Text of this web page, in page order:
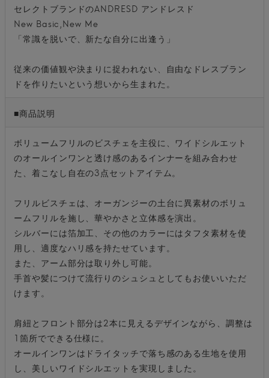
セレクトブランドのANDRESD アンドレスド
New Basic,New Me
「常識を脱いで、新たな自分に出逢う」
従来の価値観や決まりに捉われない、自由なドレスブラン
ドを作りたいという想いから生まれた。
■商品説明
ボリュームフリルのビスチェを主役に、ワイドシルエット
のオールインワンと透け感のあるインナーを組み合わせ
た、着こなし自在の3点セットアイテム。
フリルビスチェは、オーガンジーの土台に異素材のボリュ
ームフリルを施し、華やかさと立体感を演出。
シルバーには箔加工、その他のカラーにはタフタ素材を使
用し、適度なハリ感を持たせています。
また、アーム部分は取り外し可能。
手首や髪につけて流行りのシュシュとしてもお使いいただ
けます。
肩紐とフロント部分は2本に見えるデザインながら、調整は
1箇所でできる仕様に。
オールインワンはドライタッチで落ち感のある生地を使用
し、美しいワイドシルエットを実現しました。